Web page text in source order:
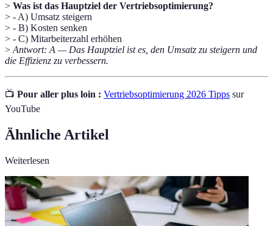
> Was ist das Hauptziel der Vertriebsoptimierung?
> - A) Umsatz steigern
> - B) Kosten senken
> - C) Mitarbeiterzahl erhöhen
> Antwort: A — Das Hauptziel ist es, den Umsatz zu steigern und
die Effizienz zu verbessern.
📺 Pour aller plus loin : Vertriebsoptimierung 2026 Tipps sur
YouTube
Ähnliche Artikel
Weiterlesen